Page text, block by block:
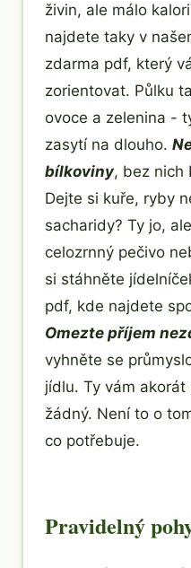
živin, ale málo
najdete taky v
zdarma pdf, který
zorientovat. Půlku
ovoce a zelenina -
zasytí na dlouho.
bílkoviny, bez nich
Dejte si kuře, ryby
sacharidy? Ty jo,
celozrnný pečivo
si stáhněte
pdf, kde najdete
Omezte příjem
vyhněte se
jídlu. Ty vám
žádný. Není to o
co potřebuje.
Pravidelný